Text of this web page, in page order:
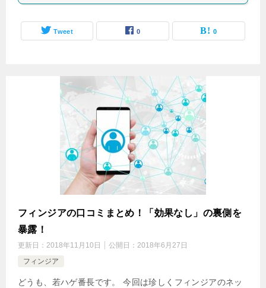
Tweet 0 0
フィンジアの口コミまとめ！「効果なし」の裏側を
暴露！
更新日： 2018年11月10日 公開日： 2018年6月27日
フィンジア
どうも、若ハゲ番長です。 今回は珍しくフィンジアのネッ